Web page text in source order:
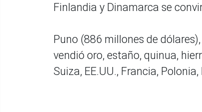
Finlandia y Dinamarca se
Puno (886 millones de
vendió oro, estaño, quinua,
Suiza, EE.UU., Francia,